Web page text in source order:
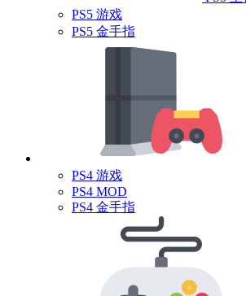
PS5 游戏
PS5 金手指
PS4 游戏
PS4 MOD
PS4 金手指